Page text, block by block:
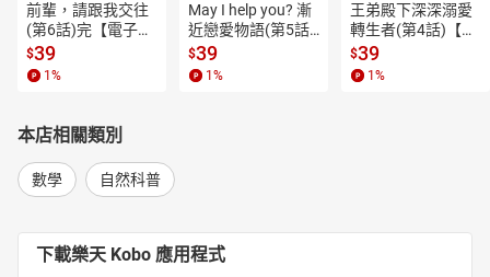
前輩，請跟我交往
(第6話)完【電子
書】
$39
1 %
May I help you? 漸
近戀愛物語(第5話)
【電子書】
$39
1 %
王弟殿下深深溺愛
轉生者(第4話)【電
子書】
$39
1 %
本店相關類別
數學 自然科普
下載樂天 Kobo 應用程式